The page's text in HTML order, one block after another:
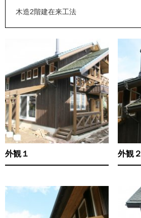
木造2階建在来工法
外観１ 外観２